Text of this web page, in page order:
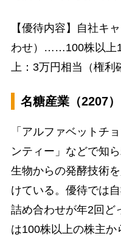
【優待内容】自社キ
わせ）……100株以上
上：3万円相当（権利
名糖産業（2207）
「アルファベットチ
ンティー」などで知
生物からの発酵技術
けている。優待では
詰め合わせが年2回ど
は100株以上の株主